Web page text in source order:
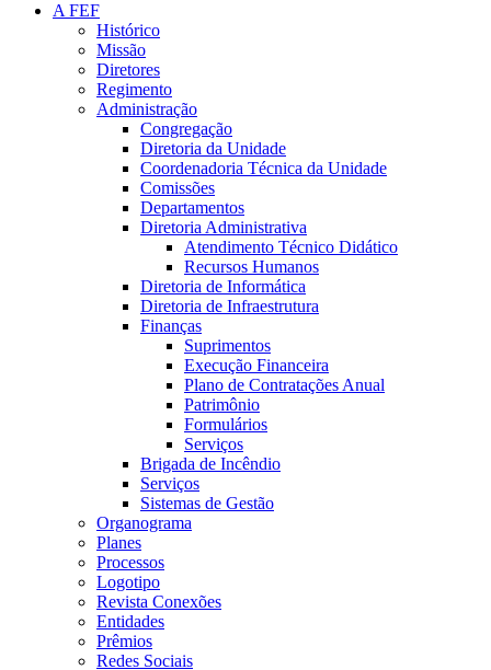
A FEF
Histórico
Missão
Diretores
Regimento
Administração
Congregação
Diretoria da Unidade
Coordenadoria Técnica da Unidade
Comissões
Departamentos
Diretoria Administrativa
Atendimento Técnico Didático
Recursos Humanos
Diretoria de Informática
Diretoria de Infraestrutura
Finanças
Suprimentos
Execução Financeira
Plano de Contratações Anual
Patrimônio
Formulários
Serviços
Brigada de Incêndio
Serviços
Sistemas de Gestão
Organograma
Planes
Processos
Logotipo
Revista Conexões
Entidades
Prêmios
Redes Sociais